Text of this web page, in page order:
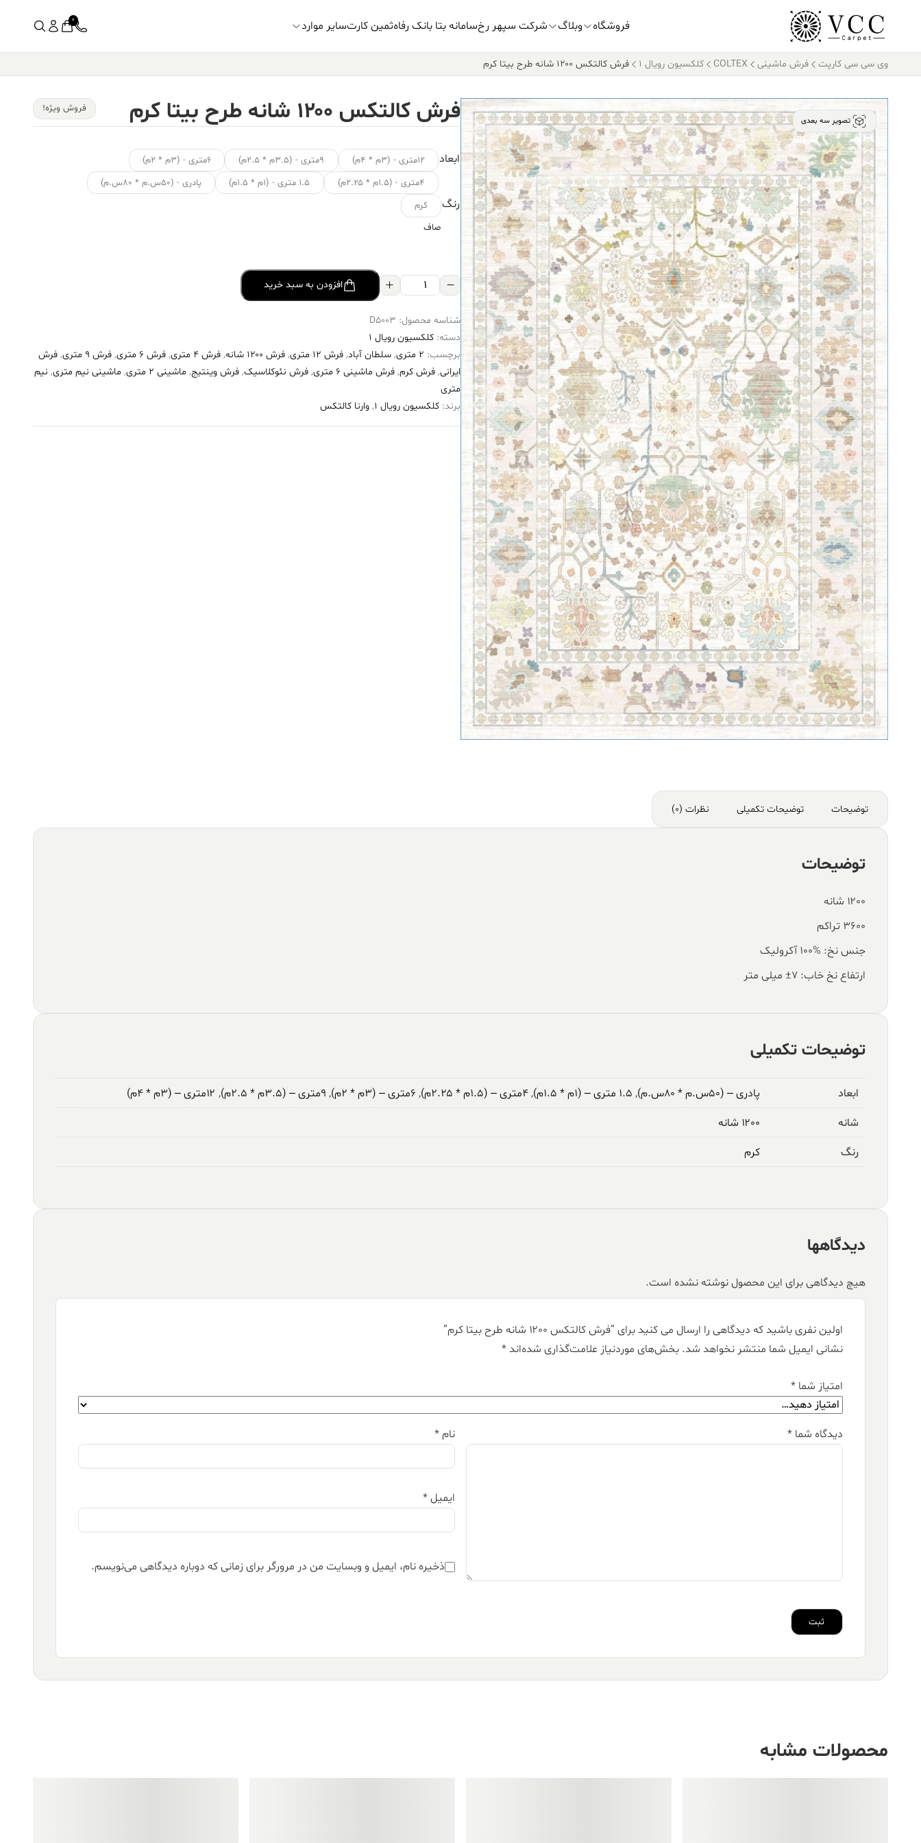
فروشگاه وبلاگ شرکت سپهر رخسامانه بتا بانک رفاهثمین کارتسایر موارد 0
وی سی سی کارپت فرش ماشینی COLTEX کلکسیون رویال 1 فرش کالتکس ۱۲۰۰ شانه طرح بیتا کرم
تصویر سه بعدی فرش کالتکس ۱۲۰۰ شانه طرح بیتا کرم فروش ویژه!
ابعاد ۱۲متری - (۳م * ۴م) ۹متری - (۳.۵م * ۲.۵م)
۶متری - (۳م * ۲م)
۴متری - (۱.۵م * ۲.۲۵م)
۱.۵ متری - (۱م * ۱.۵م) پادری - (۵۰س.م * ۸۰س.م)
رنگ
کرم
صاف
فرش
۱۲۰۰
شانه
طرح
بیتا
کرم
افزودن به سبد خرید
شناسه محصول: D5003
دسته: کلکسیون رویال 1
برچسب: 2 متری , سلطان آباد, فرش 12 متری , فرش ۱۲۰۰ شانه , فرش 4 متری , فرش 6 متری , فرش 9 متری , فرش
ایرانی, فرش کرم, فرش ماشینی 6 متری , فرش نئوکلاسیک, فرش وینتیج, ماشینی 2 متری , ماشینی نیم متری, نیم
متری
برند: کلکسیون رویال 1 , وارنا کالتکس
توضیحات توضیحات تکمیلی نظرات (0)
توضیحات
۱۲۰۰ شانه
۳۶۰۰ تراکم
جنس نخ: %100 آکرولیک
ارتفاع نخ خاب: ۷± میلی متر
توضیحات تکمیلی
ابعاد پادری – (۵۰س.م * ۸۰س.م) , ۱.۵ متری – (۱م * ۱.۵م) ,۴متری – (۱.۵م * ۲.۲۵م) , ۶متری – (۳م * ۲م) , ۹متری – (۳.۵م * ۲.۵م) , ۱۲متری – (۳م * ۴م)
شانه
۱۲۰۰ شانه
رنگ
کرم
دیدگاهها
هیچ دیدگاهی برای این محصول نوشته نشده است.
اولین نفری باشید که دیدگاهی را ارسال می کنید برای “فرش کالتکس ۱۲۰۰ شانه طرح بیتا کرم”
نشانی ایمیل شما منتشر نخواهد شد. بخش‌های موردنیاز علامت‌گذاری شده‌اند *
امتیاز شما *
دیدگاه شما * نام *
ایمیل *
ذخیره نام، ایمیل و وبسایت من در مرورگر برای زمانی که دوباره دیدگاهی می‌نویسم.
محصولات مشابه